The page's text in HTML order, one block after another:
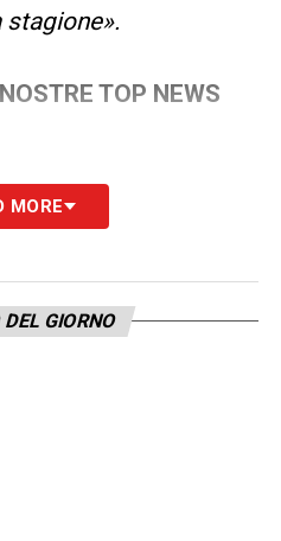
TOP NEWS
MORE
GIORNO